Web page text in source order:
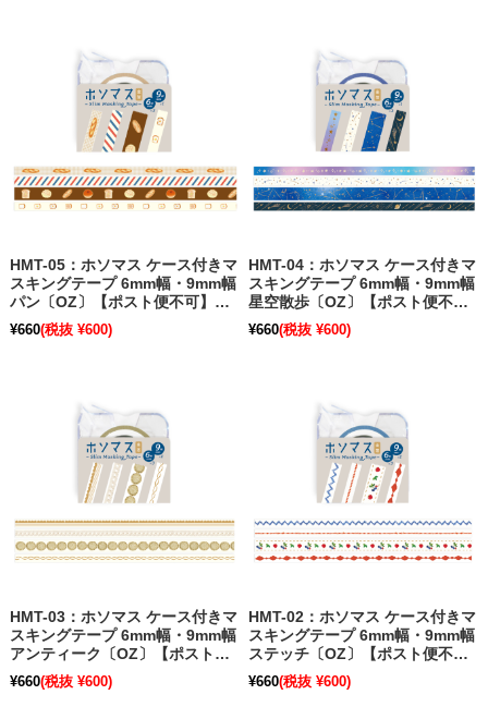
HMT-05：ホソマス ケース付きマ
スキングテープ 6mm幅・9mm幅
パン〔OZ〕【ポスト便不可】
【旧パッケージ】
¥660(税抜 ¥600)
HMT-04：ホソマス ケース付きマ
スキングテープ 6mm幅・9mm幅
星空散歩〔OZ〕【ポスト便不
可】【旧パッケージ】
¥660(税抜 ¥600)
HMT-03：ホソマス ケース付きマ
スキングテープ 6mm幅・9mm幅
アンティーク〔OZ〕【ポスト便
不可】【旧パッケージ】
¥660(税抜 ¥600)
HMT-02：ホソマス ケース付きマ
スキングテープ 6mm幅・9mm幅
ステッチ〔OZ〕【ポスト便不
可】【旧パッケージ】
¥660(税抜 ¥600)